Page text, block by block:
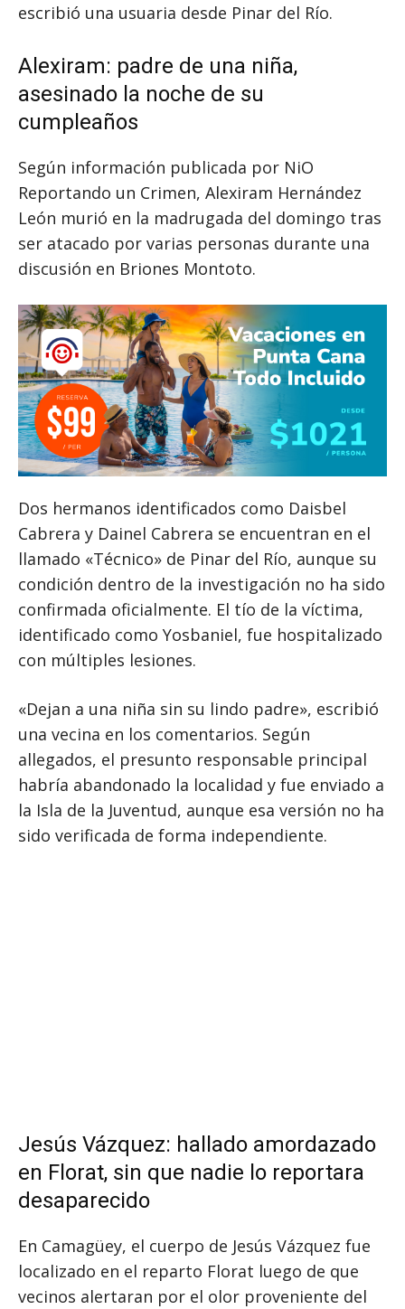
escribió una usuaria desde Pinar del Río.
Alexiram: padre de una niña,
asesinado la noche de su
cumpleaños
Según información publicada por NiO
Reportando un Crimen, Alexiram Hernández
León murió en la madrugada del domingo tras
ser atacado por varias personas durante una
discusión en Briones Montoto.
Dos hermanos identificados como Daisbel
Cabrera y Dainel Cabrera se encuentran en el
llamado «Técnico» de Pinar del Río, aunque su
condición dentro de la investigación no ha sido
confirmada oficialmente. El tío de la víctima,
identificado como Yosbaniel, fue hospitalizado
con múltiples lesiones.
«Dejan a una niña sin su lindo padre», escribió
una vecina en los comentarios. Según
allegados, el presunto responsable principal
habría abandonado la localidad y fue enviado a
la Isla de la Juventud, aunque esa versión no ha
sido verificada de forma independiente.
Jesús Vázquez: hallado amordazado
en Florat, sin que nadie lo reportara
desaparecido
En Camagüey, el cuerpo de Jesús Vázquez fue
localizado en el reparto Florat luego de que
vecinos alertaran por el olor proveniente del